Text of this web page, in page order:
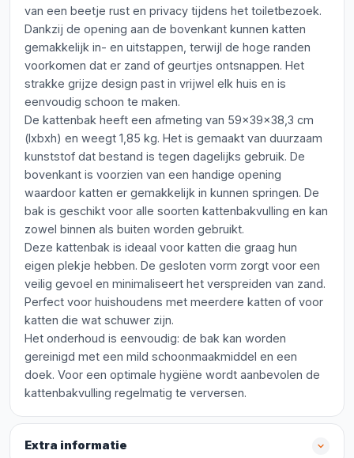
van een beetje rust en privacy tijdens het toiletbezoek.
Dankzij de opening aan de bovenkant kunnen katten
gemakkelijk in- en uitstappen, terwijl de hoge randen
voorkomen dat er zand of geurtjes ontsnappen. Het
strakke grijze design past in vrijwel elk huis en is
eenvoudig schoon te maken.
De kattenbak heeft een afmeting van 59x39x38,3 cm
(lxbxh) en weegt 1,85 kg. Het is gemaakt van duurzaam
kunststof dat bestand is tegen dagelijks gebruik. De
bovenkant is voorzien van een handige opening
waardoor katten er gemakkelijk in kunnen springen. De
bak is geschikt voor alle soorten kattenbakvulling en kan
zowel binnen als buiten worden gebruikt.
Deze kattenbak is ideaal voor katten die graag hun
eigen plekje hebben. De gesloten vorm zorgt voor een
veilig gevoel en minimaliseert het verspreiden van zand.
Perfect voor huishoudens met meerdere katten of voor
katten die wat schuwer zijn.
Het onderhoud is eenvoudig: de bak kan worden
gereinigd met een mild schoonmaakmiddel en een
doek. Voor een optimale hygiëne wordt aanbevolen de
kattenbakvulling regelmatig te verversen.
Extra informatie